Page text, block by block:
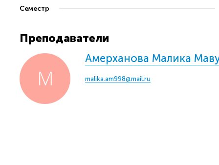
Семестр
Преподаватели
Амерханова Малика
malika.am998@mail.ru